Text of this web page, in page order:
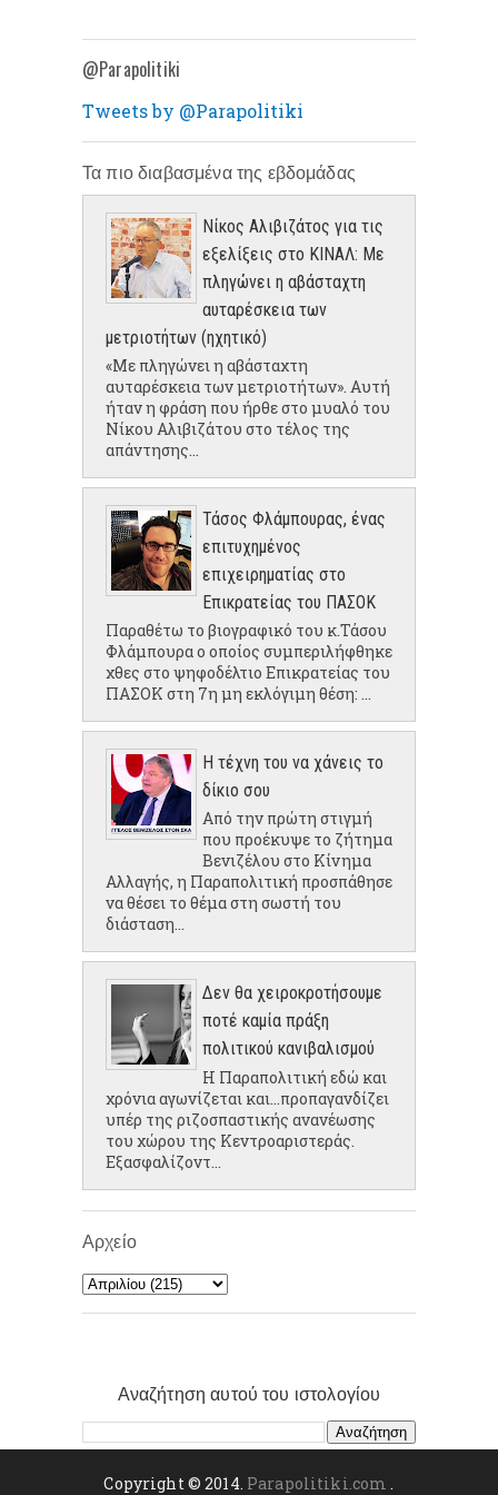
@Parapolitiki
Tweets by @Parapolitiki
Τα πιο διαβασμένα της εβδομάδας
Νίκος Αλιβιζάτος για τις
εξελίξεις στο ΚΙΝΑΛ: Με
πληγώνει η αβάσταχτη
αυταρέσκεια των
μετριοτήτων (ηχητικό)
«Με πληγώνει η αβάσταχτη
αυταρέσκεια των μετριοτήτων». Αυτή
ήταν η φράση που ήρθε στο μυαλό του
Νίκου Αλιβιζάτου στο τέλος της
απάντησης...
Τάσος Φλάμπουρας, ένας
επιτυχημένος
επιχειρηματίας στο
Επικρατείας του ΠΑΣΟΚ
Παραθέτω το βιογραφικό του κ.Τάσου
Φλάμπουρα ο οποίος συμπεριλήφθηκε
χθες στο ψηφοδέλτιο Επικρατείας του
ΠΑΣΟΚ στη 7η μη εκλόγιμη θέση: ...
Η τέχνη του να χάνεις το
δίκιο σου
Από την πρώτη στιγμή
που προέκυψε το ζήτημα
Βενιζέλου στο Κίνημα
Αλλαγής, η Παραπολιτική προσπάθησε
να θέσει το θέμα στη σωστή του
διάσταση...
Δεν θα χειροκροτήσουμε
ποτέ καμία πράξη
πολιτικού κανιβαλισμού
Η Παραπολιτική εδώ και
χρόνια αγωνίζεται και...προπαγανδίζει
υπέρ της ριζοσπαστικής ανανέωσης
του χώρου της Κεντροαριστεράς.
Εξασφαλίζοντ...
Αρχείο
Αναζήτηση αυτού του ιστολογίου
Copyright © 2014. Parapolitiki.com .